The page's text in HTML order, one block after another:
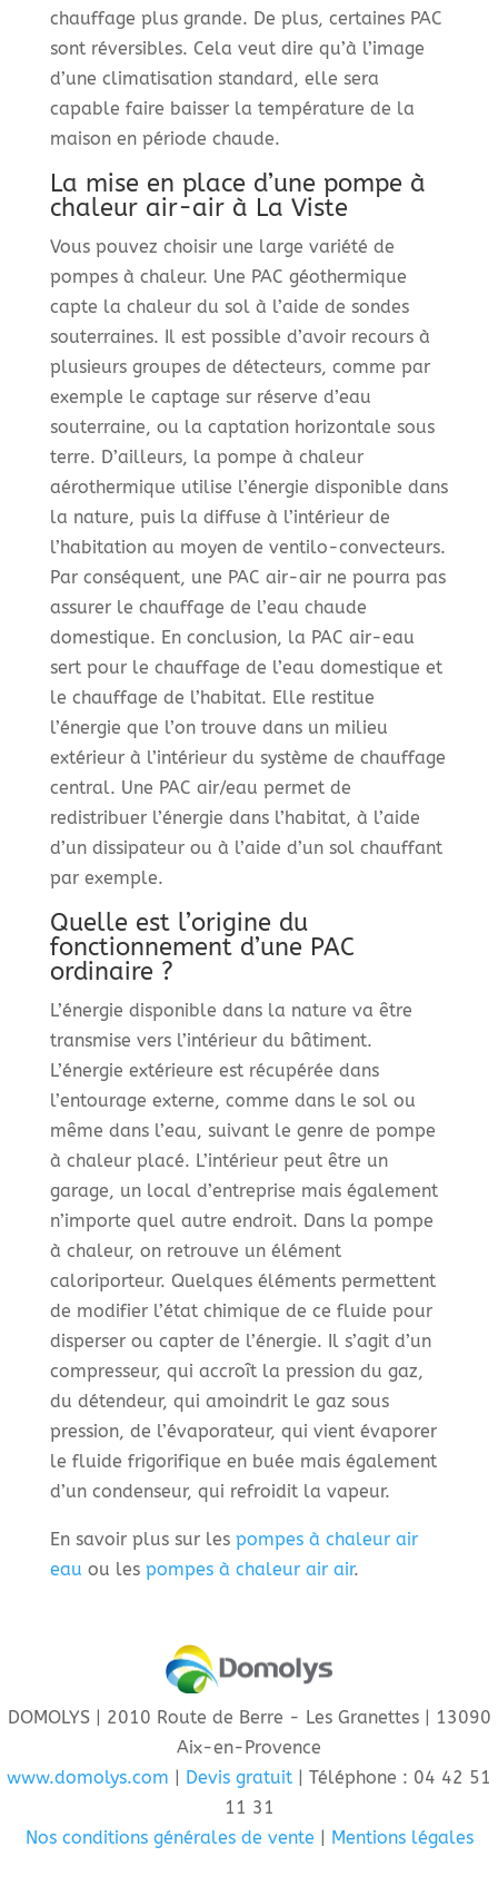
chauffage plus grande. De plus, certaines PAC
sont réversibles. Cela veut dire qu’à l’image
d’une climatisation standard, elle sera
capable faire baisser la température de la
maison en période chaude.
La mise en place d’une pompe à
chaleur air-air à La Viste
Vous pouvez choisir une large variété de
pompes à chaleur. Une PAC géothermique
capte la chaleur du sol à l’aide de sondes
souterraines. Il est possible d’avoir recours à
plusieurs groupes de détecteurs, comme par
exemple le captage sur réserve d’eau
souterraine, ou la captation horizontale sous
terre. D’ailleurs, la pompe à chaleur
aérothermique utilise l’énergie disponible dans
la nature, puis la diffuse à l’intérieur de
l’habitation au moyen de ventilo-convecteurs.
Par conséquent, une PAC air-air ne pourra pas
assurer le chauffage de l’eau chaude
domestique. En conclusion, la PAC air-eau
sert pour le chauffage de l’eau domestique et
le chauffage de l’habitat. Elle restitue
l’énergie que l’on trouve dans un milieu
extérieur à l’intérieur du système de chauffage
central. Une PAC air/eau permet de
redistribuer l’énergie dans l’habitat, à l’aide
d’un dissipateur ou à l’aide d’un sol chauffant
par exemple.
Quelle est l’origine du
fonctionnement d’une PAC
ordinaire ?
L’énergie disponible dans la nature va être
transmise vers l’intérieur du bâtiment.
L’énergie extérieure est récupérée dans
l’entourage externe, comme dans le sol ou
même dans l’eau, suivant le genre de pompe
à chaleur placé. L’intérieur peut être un
garage, un local d’entreprise mais également
n’importe quel autre endroit. Dans la pompe
à chaleur, on retrouve un élément
caloriporteur. Quelques éléments permettent
de modifier l’état chimique de ce fluide pour
disperser ou capter de l’énergie. Il s’agit d’un
compresseur, qui accroît la pression du gaz,
du détendeur, qui amoindrit le gaz sous
pression, de l’évaporateur, qui vient évaporer
le fluide frigorifique en buée mais également
d’un condenseur, qui refroidit la vapeur.
En savoir plus sur les pompes à chaleur air
eau ou les pompes à chaleur air air.
DOMOLYS | 2010 Route de Berre - Les Granettes | 13090
Aix-en-Provence
www.domolys.com
Devis gratuit | Téléphone : 04 42 51
11 31
Nos conditions générales de vente
Mentions légales